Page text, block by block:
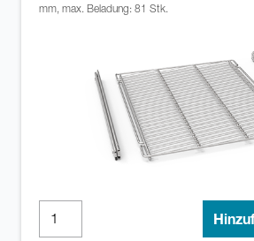
mm, max. Beladung: 81 Stk.